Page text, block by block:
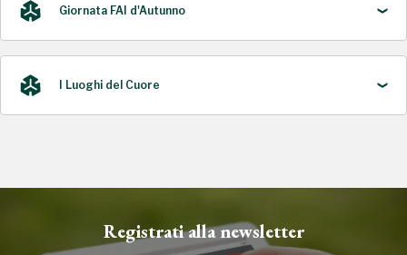
Giornata FAI d'Autunno
I Luoghi del Cuore
Registrati alla newsletter